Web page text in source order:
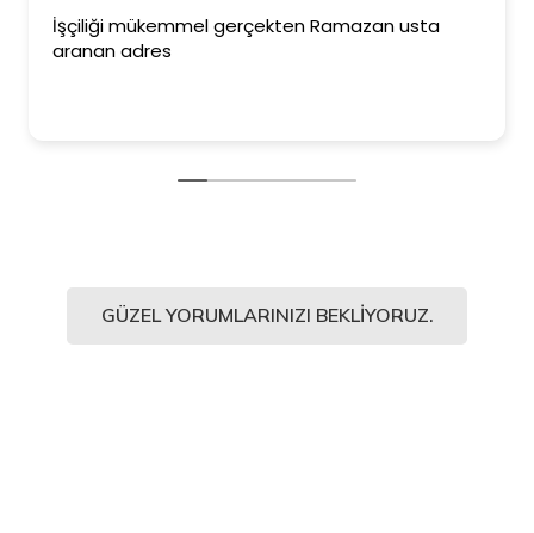
İşçiliği mükemmel gerçekten Ramazan usta
aranan adres
GÜZEL YORUMLARINIZI BEKLIYORUZ.